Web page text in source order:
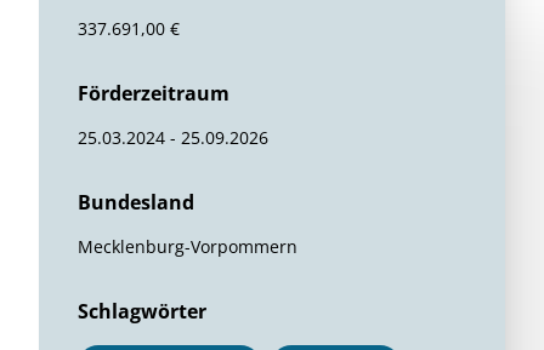
337.691,00 €
Förderzeitraum
25.03.2024 - 25.09.2026
Bundesland
Mecklenburg-Vorpommern
Schlagwörter